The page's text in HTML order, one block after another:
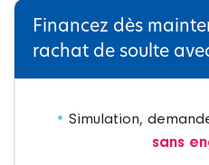
Financez dès
rachat de soulte
Simulation,
sans